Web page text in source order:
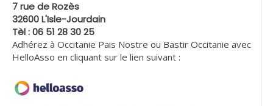
7 rue de Rozès
32600 L'Isle-Jourdain
Tèl : 06 51 28 30 25
Adhérez à Occitanie Pais Nostre ou Bastir Occitanie avec
HelloAsso en cliquant sur le lien suivant :